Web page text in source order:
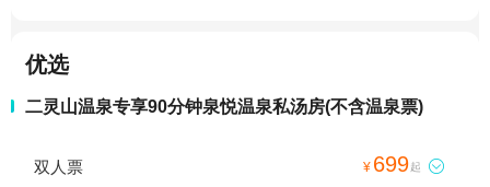
优选
二灵山温泉专享90分钟泉悦温泉私汤房(不含温泉票)
双人票 ¥ 699起 